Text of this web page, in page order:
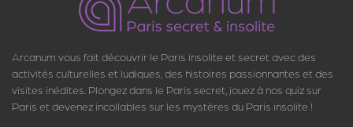
Arcanum vous fait découvrir le Paris insolite et secret avec des
activités culturelles et ludiques, des histoires passionnantes et des
visites inédites. Plongez dans le Paris secret, jouez à nos quiz sur
Paris et devenez incollables sur les mystères du Paris insolite !